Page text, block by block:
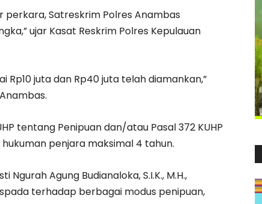
perkara, Satreskrim Polres Anambas
ujar Kasat Reskrim Polres Kepulauan
juta dan Rp40 juta telah diamankan,”
tentang Penipuan dan/atau Pasal 372 KUHP
penjara maksimal 4 tahun.
Ngurah Agung Budianaloka, S.I.K., M.H.,
terhadap berbagai modus penipuan,